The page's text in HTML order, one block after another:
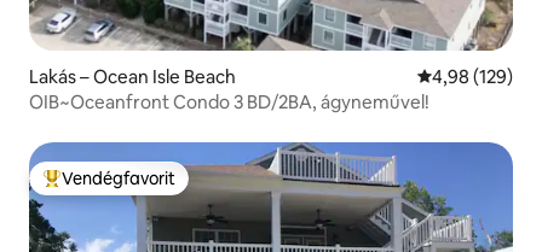
Lakás – Ocean Isle Beach Átlagos
4,98 (129)
OIB~Oceanfront Condo 3 BD/2BA, ágyneművel!
Kiemelt vendégfavorit
Vendégfavorit